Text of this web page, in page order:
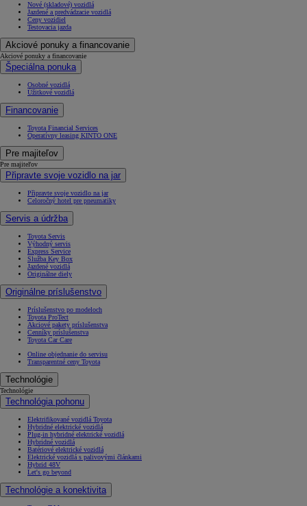
Nové (skladové) vozidlá
Jazdené a predvádzacie vozidlá
Ceny vozidiel
Testovacia jazda
Akciové ponuky a financovanie
Akciové ponuky a financovanie
Špeciálna ponuka
Osobné vozidlá
Úžitkové vozidlá
Financovanie
Toyota Financial Services
Operatívny leasing KINTO ONE
Pre majiteľov
Pre majiteľov
Připravte svoje vozidlo na jar
Připravte svoje vozidlo na jar
Celoročný hotel pre pneumatiky
Servis a údržba
Toyota Servis
Výhodný servis
Express Service
Služba Key Box
Jazdené vozidlá
Originálne diely
Originálne príslušenstvo
Príslušenstvo po modeloch
Toyota ProTect
Akciové pakety príslušenstva
Cenníky príslušenstva
Toyota Car Care
Online objednanie do servisu
Transparentné ceny Toyota
Technológie
Technológie
Technológia pohonu
Elektrifikované vozidlá Toyota
Hybridné elektrické vozidlá
Plug-in hybridné elektrické vozidlá
Hybridné vozidlá
Batériové elektrické vozidlá
Elektrické vozidlá s palivovými článkami
Hybrid 48V
Let's go beyond
Technológie a konektivita